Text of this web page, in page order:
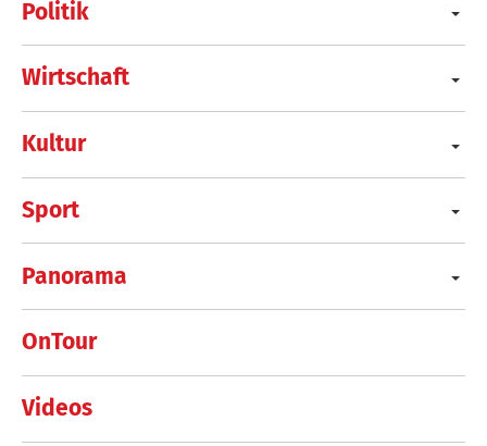
Politik
Wirtschaft
Kultur
Sport
Panorama
OnTour
Videos